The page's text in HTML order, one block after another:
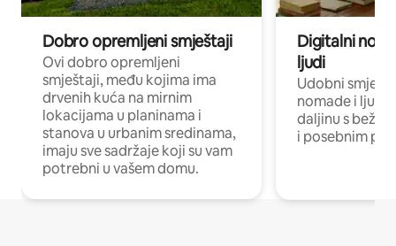
Dobro opremljeni smještaji
Ovi dobro opremljeni
smještaji, među kojima ima
drvenih kuća na mirnim
lokacijama u planinama i
stanova u urbanim sredinama,
imaju sve sadržaje koji su vam
potrebni u vašem domu.
Digitalni
ljudi
Udobni
nomade i ljude
daljinu s
i posebnim